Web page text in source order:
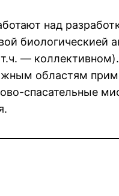
над
биологическией
—
областям
спасательные